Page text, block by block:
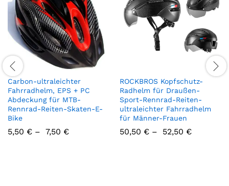
Carbon-ultraleichter
Fahrradhelm, EPS + PC
Abdeckung für MTB-
Rennrad-Reiten-Skaten-E-
Bike
5,50 € – 7,50 €
ROCKBROS Kopfschutz-
Radhelm für Draußen-
Sport-Rennrad-Reiten-
ultraleichter Fahrradhelm
für Männer-Frauen
50,50 € – 52,50 €